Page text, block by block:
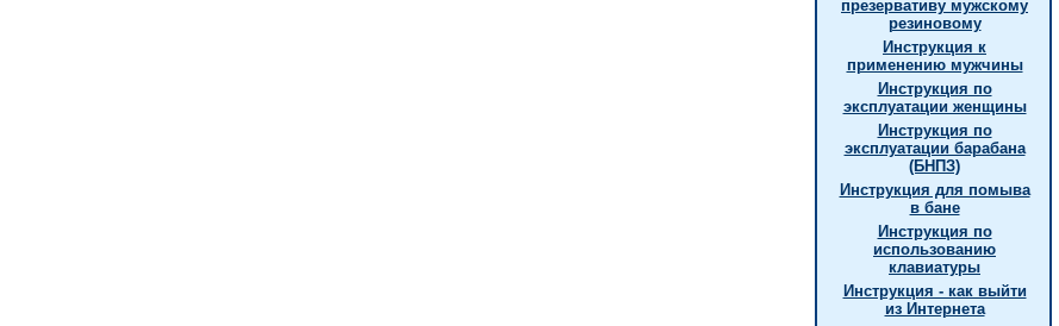
презервативу мужскому
резиновому
Инструкция к
применению мужчины
Инструкция по
эксплуатации женщины
Инструкция по
эксплуатации барабана
(БНПЗ)
Инструкция для помыва
в бане
Инструкция по
использованию
клавиатуры
Инструкция - как выйти
из Интернета